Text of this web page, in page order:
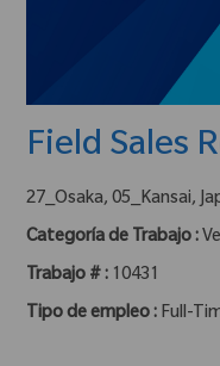
Field Sales
ubicación :
27_Osaka, 05_Kansai,
Categoría de Trabajo :
Trabajo # : 10431
Tipo de empleo : Full-